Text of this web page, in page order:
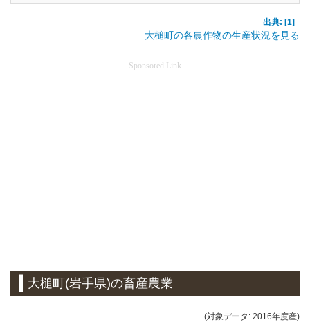
出典: [1]
大槌町の各農作物の生産状況を見る
Sponsored Link
大槌町(岩手県)の畜産農業
(対象データ: 2016年度産)